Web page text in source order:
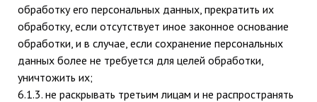
обработку его персональных данных, прекратить их
обработку, если отсутствует иное законное основание
обработки, и в случае, если сохранение персональных
данных более не требуется для целей обработки,
уничтожить их;
6.1.3. не раскрывать третьим лицам и не распространять